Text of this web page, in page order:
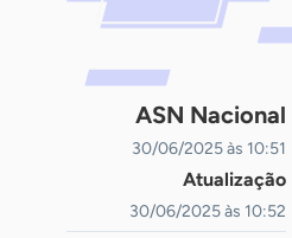
ASN Nacional
30/06/2025 às 10:51
Atualização
30/06/2025 às 10:52